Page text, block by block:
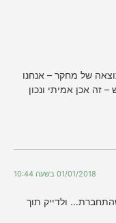
של מחקר – אנחנו
אכן אמיתי ונכון
01/01/2018 בשעה 10:44
ולדייק תוך